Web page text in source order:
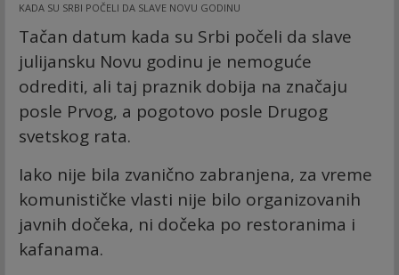
KADA SU SRBI POČELI DA SLAVE NOVU GODINU
Tačan datum kada su Srbi počeli da slave
julijansku Novu godinu je nemoguće
odrediti, ali taj praznik dobija na značaju
posle Prvog, a pogotovo posle Drugog
svetskog rata.
Iako nije bila zvanično zabranjena, za vreme
komunističke vlasti nije bilo organizovanih
javnih dočeka, ni dočeka po restoranima i
kafanama.